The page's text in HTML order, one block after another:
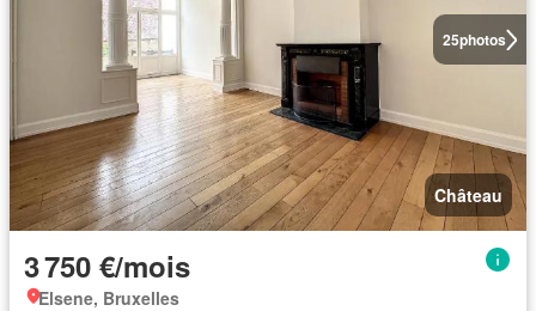
25photos
Château
3 750 €/mois
Elsene, Bruxelles